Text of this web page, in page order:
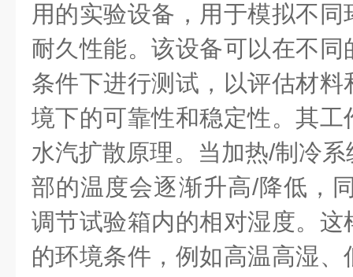
用的实验设备，用于模拟不
耐久性能。该设备可以在不
条件下进行测试，以评估材
境下的可靠性和稳定性。其
水汽扩散原理。当加热/制冷
部的温度会逐渐升高/降低，
调节试验箱内的相对湿度。
的环境条件，例如高温高湿